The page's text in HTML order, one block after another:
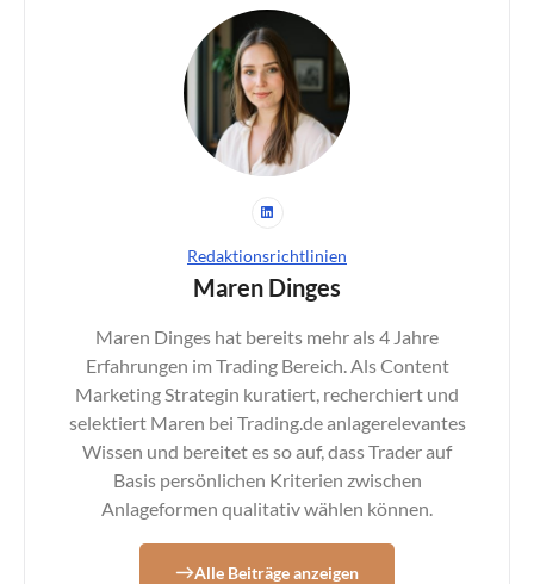
Redaktionsrichtlinien
Maren Dinges
Maren Dinges hat bereits mehr als 4 Jahre
Erfahrungen im Trading Bereich. Als Content
Marketing Strategin kuratiert, recherchiert und
selektiert Maren bei Trading.de anlagerelevantes
Wissen und bereitet es so auf, dass Trader auf
Basis persönlichen Kriterien zwischen
Anlageformen qualitativ wählen können.
Alle Beiträge anzeigen